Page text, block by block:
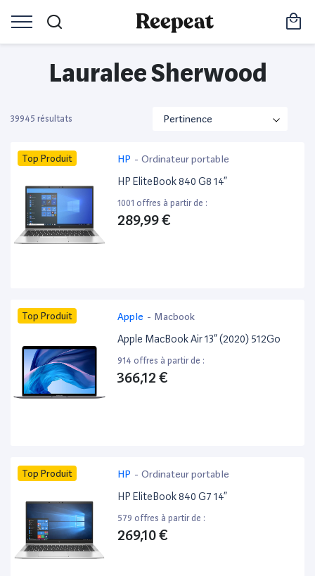
Lauralee Sherwood
39945 résultats
Top Produit HP - Ordinateur portable
HP EliteBook 840 G8 14”
1001 offres à partir de :
289,99 €
Top Produit Apple - Macbook
Apple MacBook Air 13” (2020) 512Go
914 offres à partir de :
366,12 €
Top Produit HP - Ordinateur portable
HP EliteBook 840 G7 14”
579 offres à partir de :
269,10 €